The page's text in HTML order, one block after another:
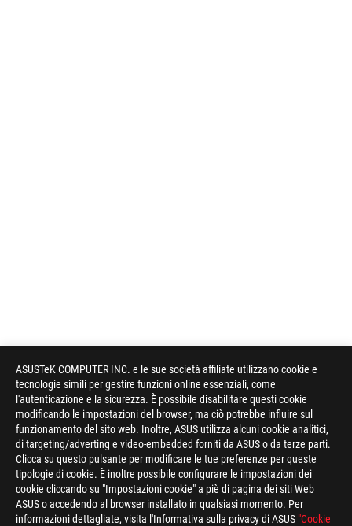
ASUSTeK COMPUTER INC. e le sue società affiliate utilizzano cookie e
tecnologie simili per gestire funzioni online essenziali, come
l'autenticazione e la sicurezza. È possibile disabilitare questi cookie
modificando le impostazioni del browser, ma ciò potrebbe influire sul
funzionamento del sito web. Inoltre, ASUS utilizza alcuni cookie analitici,
di targeting/adverting e video-embedded forniti da ASUS o da terze parti.
Clicca su questo pulsante per modificare le tue preferenze per queste
tipologie di cookie. È inoltre possibile configurare le impostazioni dei
cookie cliccando su "Impostazioni cookie" a piè di pagina dei siti Web
ASUS o accedendo al browser installato in qualsiasi momento. Per
informazioni dettagliate, visita l'Informativa sulla privacy di ASUS "Cookie
Disclaimer
ATTENZIONE: Le caratteristiche tecniche descritte in questa
a livello internazionale e non necessariamente
caratteristiche tecniche riportate sono quindi da ritenersi
informazioni su prezzi e configurazioni relative ai modelli